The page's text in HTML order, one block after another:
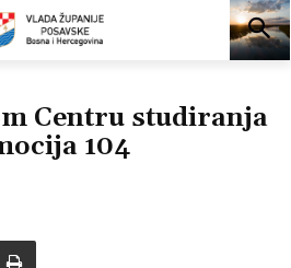
Centru studiranja
104